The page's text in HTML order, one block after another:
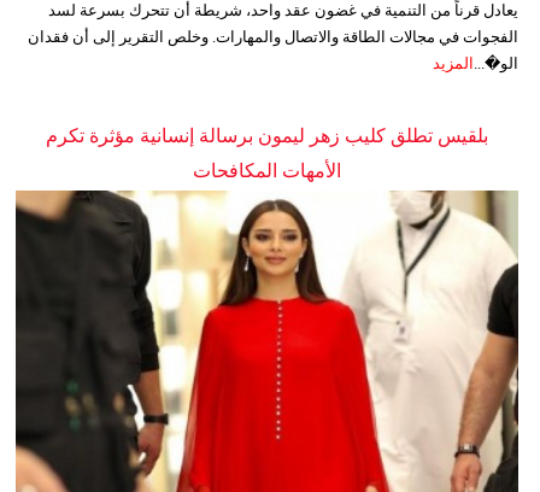
يعادل قرناً من التنمية في غضون عقد واحد، شريطة أن تتحرك بسرعة لسد
الفجوات في مجالات الطاقة والاتصال والمهارات. وخلص التقرير إلى أن فقدان
الو�... المزيد
بلقيس تطلق كليب زهر ليمون برسالة إنسانية مؤثرة تكرم
الأمهات المكافحات